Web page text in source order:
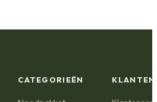
CATEGORIEËN